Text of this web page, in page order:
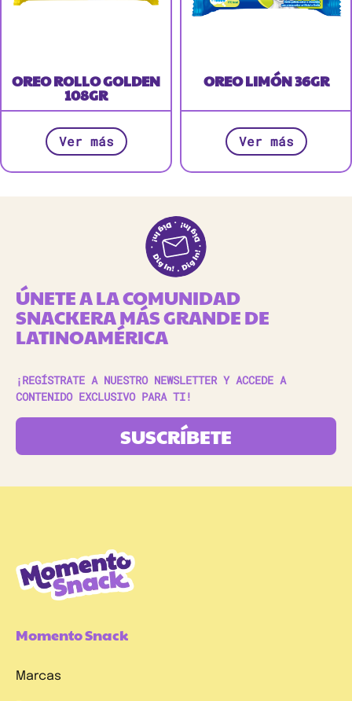
OREO ROLLO GOLDEN
108GR
Ver más
OREO LIMÓN 36GR
Ver más
ÚNETE A LA COMUNIDAD
SNACKERA MÁS GRANDE DE
LATINOAMÉRICA
¡REGÍSTRATE A NUESTRO NEWSLETTER Y ACCEDE A
CONTENIDO EXCLUSIVO PARA TI!
SUSCRÍBETE
Momento Snack
Marcas